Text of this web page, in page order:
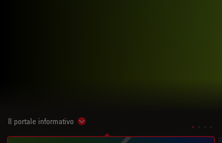
Il portale informativo Show subnavigation